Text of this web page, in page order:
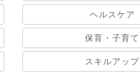
ヘルスケア
保育・子育て
スキルアップ